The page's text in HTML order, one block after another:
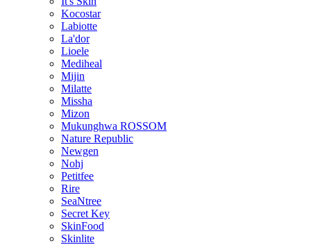
Kocostar
Labiotte
La'dor
Lioele
Mediheal
Mijin
Milatte
Missha
Mizon
Mukunghwa ROSSOM
Nature Republic
Newgen
Nohj
Petitfee
Rire
SeaNtree
Secret Key
SkinFood
Skinlite